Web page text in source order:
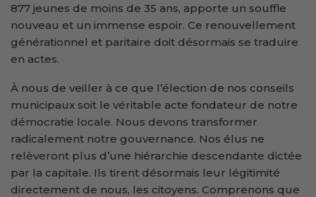
877 jeunes de moins de 35 ans, apporte un souffle
nouveau et un immense espoir. Ce renouvellement
générationnel et paritaire doit désormais se traduire
en actes.
À nous de veiller à ce que l’élection de nos conseils
municipaux soit le véritable acte fondateur de notre
démocratie locale. Nous devons transformer
radicalement notre gouvernance. Nos élus ne
relèveront plus d’une hiérarchie descendante dictée
par la capitale. Ils tirent désormais leur légitimité
directement de nous, les citoyens. Comprenons que